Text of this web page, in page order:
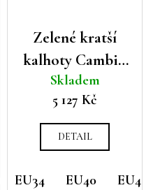
EU40
Zelené kratší
kalhoty Cambio
Emilie
Skladem
5 127 Kč
DETAIL
EU34 EU40 EU42